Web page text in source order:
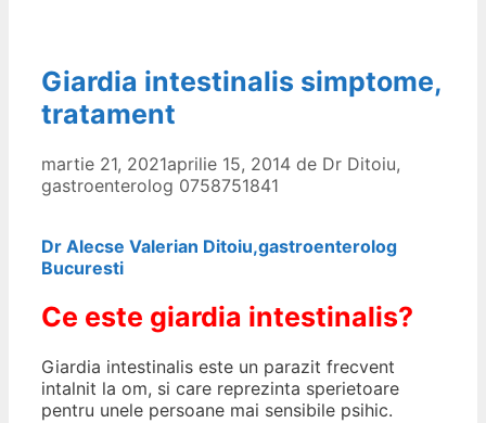
Giardia intestinalis simptome,
tratament
martie 21, 2021aprilie 15, 2014 de Dr Ditoiu,
gastroenterolog 0758751841
Dr Alecse Valerian Ditoiu,gastroenterolog
Bucuresti
Ce este giardia intestinalis?
Giardia intestinalis este un parazit frecvent
intalnit la om, si care reprezinta sperietoare
pentru unele persoane mai sensibile psihic.